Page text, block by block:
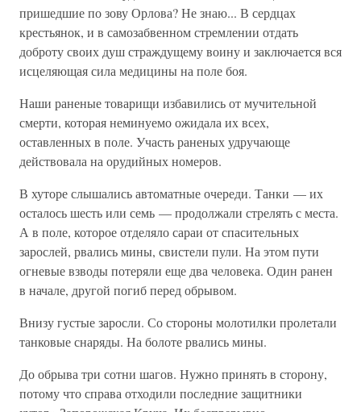
пришедшие по зову Орлова? Не знаю... В сердцах
крестьянок, и в самозабвенном стремлении отдать
доброту своих душ страждущему воину и заключается вся
исцеляющая сила медицины на поле боя.
Наши раненые товарищи избавились от мучительной
смерти, которая неминуемо ожидала их всех,
оставленных в поле. Участь раненых удручающе
действовала на орудийных номеров.
В хуторе слышались автоматные очереди. Танки — их
осталось шесть или семь — продолжали стрелять с места.
А в поле, которое отделяло сараи от спасительных
зарослей, рвались мины, свистели пули. На этом пути
огневые взводы потеряли еще два человека. Один ранен
в начале, другой погиб перед обрывом.
Внизу густые заросли. Со стороны молотилки пролетали
танковые снаряды. На болоте рвались мины.
До обрыва три сотни шагов. Нужно принять в сторону,
потому что справа отходили последние защитники